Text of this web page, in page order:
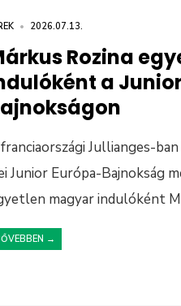
• 2026.07.13.
Rozina
a
Jullianges-
Junior Európa-Bajnokság
magyar indulóként
→